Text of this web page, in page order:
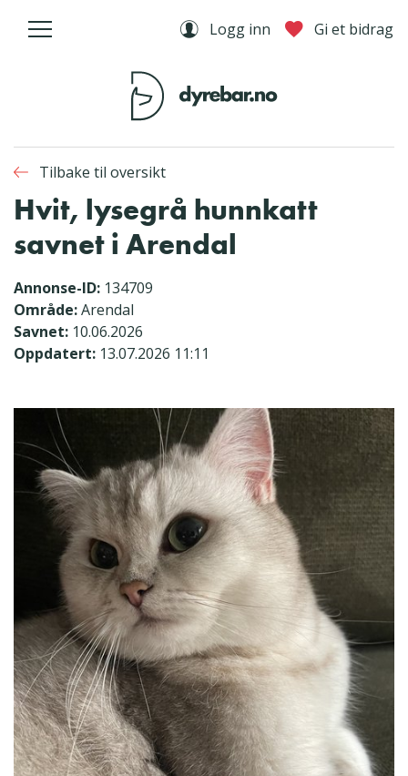
Logg inn Gi et bidrag
Tilbake til oversikt
Hvit, lysegrå hunnkatt
savnet i Arendal
Annonse-ID: 134709
Område:Arendal
Savnet: 10.06.2026
Oppdatert: 13.07.2026 11:11